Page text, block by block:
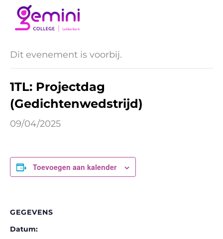
naar
inhoud
« Alle Evenementen
Dit evenement is voorbij.
1TL: Projectdag
(Gedichtenwedstrijd)
09/04/2025
Toevoegen aan kalender
GEGEVENS
Datum: